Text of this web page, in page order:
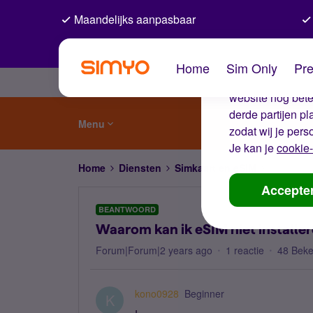
De
Wij gebruiken
website nog
derde partijen
zodat wij je
Je kan je
Maandelijks aanpasbaar
Home Sim Only
Menu
Home Diensten Simkaart en eSIM
BEANTWOORD
Waarom kan ik eSIM niet
Forum|Forum|2 years ago 1 reactie 48
K kono0928 Beginner